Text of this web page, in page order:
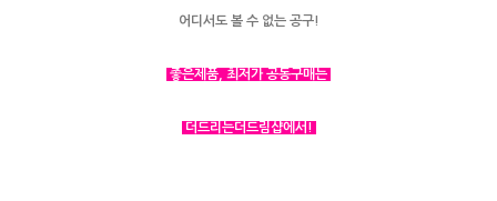
어디서도 볼 수 없는 공구!
좋은제품, 최저가 공동구매는
더드리는더드림샵에서!